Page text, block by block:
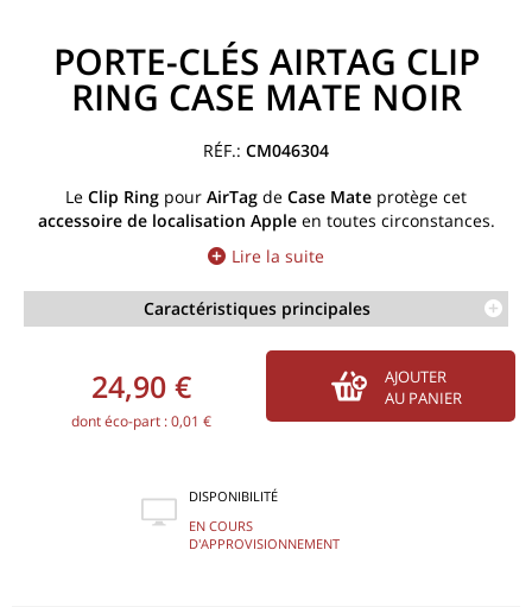
PORTE-CLÉS AIRTAG CLIP
RING CASE MATE NOIR
CM046304
Le Clip Ring pour AirTag de Case Mate protège cet
accessoire de localisation Appleen toutes circonstances.
Lire la suite
Caractéristiques principales
24,90 €
dont éco-part : 0,01 €
AJOUTER
AU PANIER
DISPONIBILITÉ
EN COURS
D'APPROVISIONNEMENT